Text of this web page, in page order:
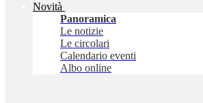
Novità
Panoramica
Le notizie
Le circolari
Calendario eventi
Albo online